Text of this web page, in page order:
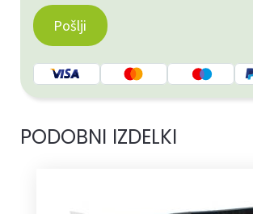
PODOBNI IZDELKI